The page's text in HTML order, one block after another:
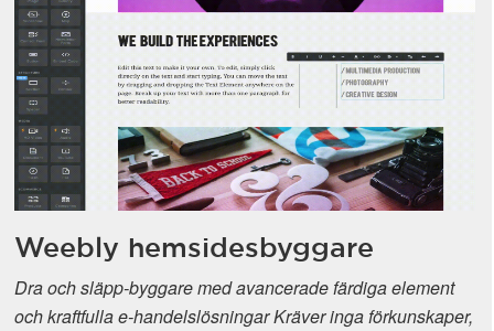
Weebly hemsidesbyggare
Dra och släpp-byggare med avancerade färdiga element
och kraftfulla e-handelslösningar Kräver inga förkunskaper,